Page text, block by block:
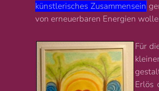
künstlerisches Zusammensein
von erneuerbaren Energien
Für
Erlös